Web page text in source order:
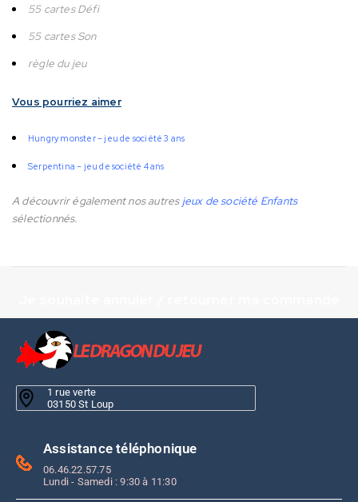
55 cartes Défi
55 cartes Son
règle du jeu
Vous pourriez aimer
Hungry monster – jeu de société 3 ans
Serpentina – jeu de société 4 ans
A découvrir également nos autresjeux de société Enfants
sélectionnés.
1 rue verte
03150 St Loup
Assistance téléphonique
06.46.22.57.75
Lundi - Samedi : 9:30 à 11:30